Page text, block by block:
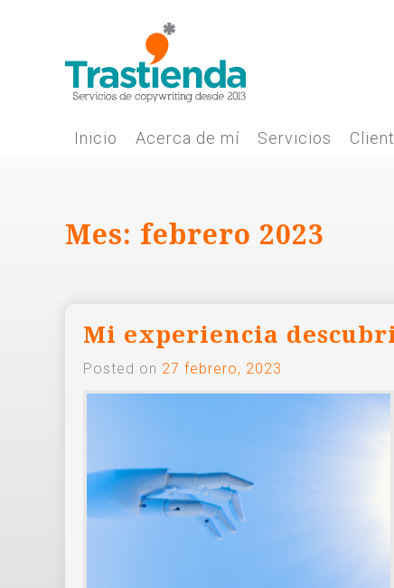
Inicio Acerca de mí Servicios
Mes: febrero 2023
Mi experiencia
Posted on 27 febrero, 2023